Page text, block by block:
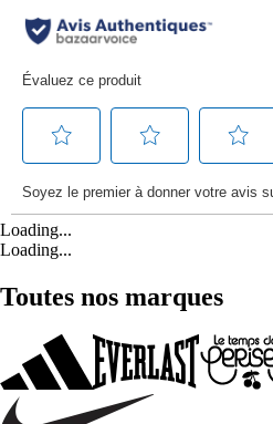
Loading...
Loading...
Toutes nos marques